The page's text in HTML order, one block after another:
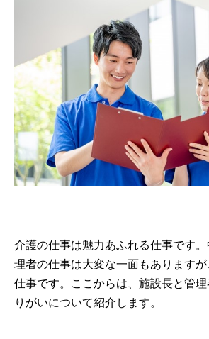
介護の仕事は魅力あふれる仕事です
理者の仕事は大変な一面もあります
仕事です。ここからは、施設長と管
りがいについて紹介します。